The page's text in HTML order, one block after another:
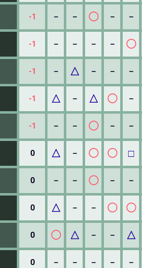
-1 － － ◯ － －
-1 － － － － ◯
-1 － △ － － －
-1 △ － △ ◯ －
-1 － － ◯ － －
0 △ － ◯ ◯ □
0 － － ◯ － －
0 △ － － ◯ ◯
0 ◯ △ － － △
0 － － － － －